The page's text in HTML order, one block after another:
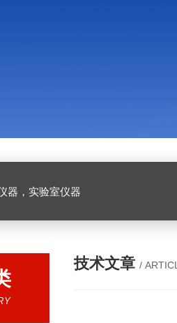
器，实验室仪器
技术文章 /